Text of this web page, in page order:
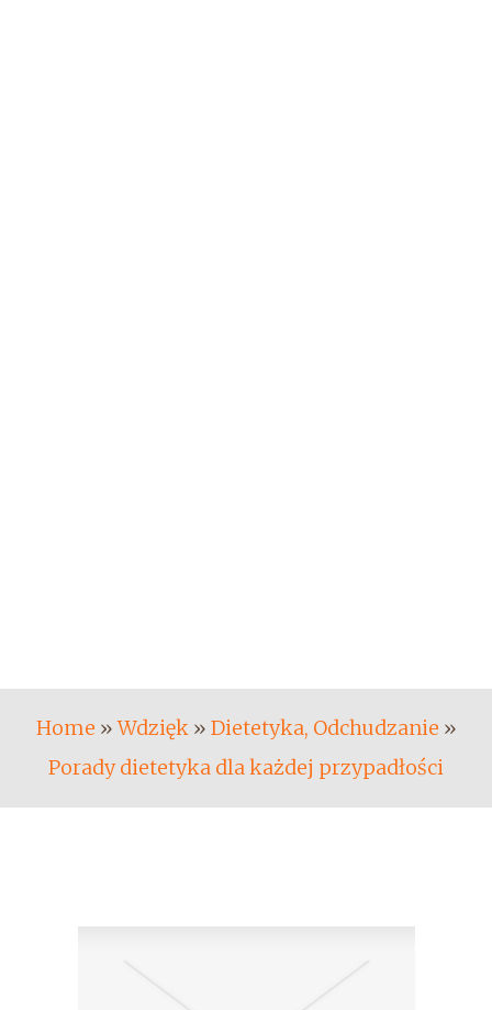
Home »Wdzięk» Dietetyka, Odchudzanie »
Porady dietetyka dla każdej przypadłości